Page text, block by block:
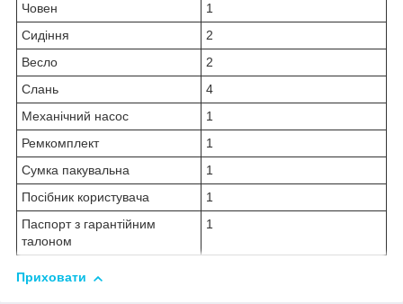
Човен
1
Сидіння
2
Весло
2
Слань
4
Механічний насос
1
Ремкомплект
1
Сумка пакувальна
1
Посібник користувача
1
Паспорт з гарантійним
талоном
1
Приховати